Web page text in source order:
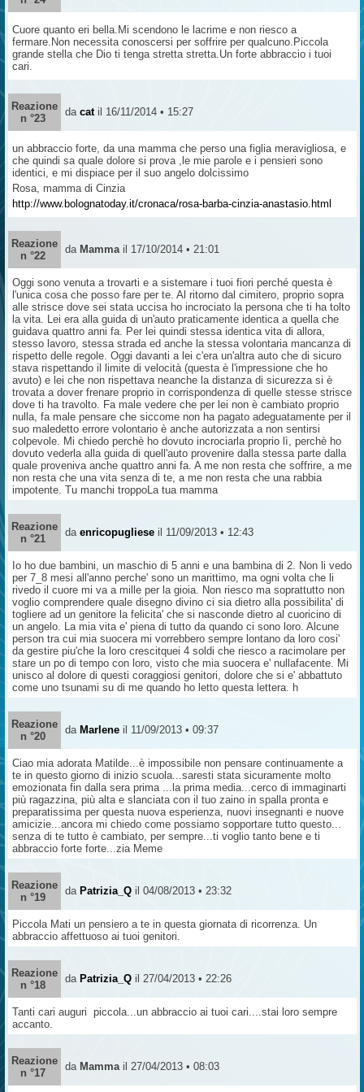
Cuore quanto eri bella.Mi scendono le lacrime e non riesco a
fermare.Non necessita conoscersi per soffrire per qualcuno.Piccola
grande stella che Dio ti tenga stretta stretta.Un forte abbraccio i tuoi
cari.
Reazione
n °23
da cat il 16/11/2014 • 15:27
un abbraccio forte, da una mamma che perso una figlia meravigliosa, e
che quindi sa quale dolore si prova ,le mie parole e i pensieri sono
identici, e mi dispiace per il suo angelo dolcissimo
Rosa, mamma di Cinzia
http://www.bolognatoday.it/cronaca/rosa-barba-cinzia-anastasio.html
Reazione
n °22
da Mammail 17/10/2014 • 21:01
Oggi sono venuta a trovarti e a sistemare i tuoi fiori perché questa è
l'unica cosa che posso fare per te. Al ritorno dal cimitero, proprio sopra
alle strisce dove sei stata uccisa ho incrociato la persona che ti ha tolto
la vita. Lei era alla guida di un'auto praticamente identica a quella che
guidava quattro anni fa. Per lei quindi stessa identica vita di allora,
stesso lavoro, stessa strada ed anche la stessa volontaria mancanza di
rispetto delle regole. Oggi davanti a lei c'era un'altra auto che di sicuro
stava rispettando il limite di velocità (questa è l'impressione che ho
avuto) e lei che non rispettava neanche la distanza di sicurezza si è
trovata a dover frenare proprio in corrispondenza di quelle stesse strisce
dove ti ha travolto. Fa male vedere che per lei non è cambiato proprio
nulla, fa male pensare che siccome non ha pagato adeguatamente per il
suo maledetto errore volontario è anche autorizzata a non sentirsi
colpevole. Mi chiedo perchè ho dovuto incrociarla proprio lì, perchè ho
dovuto vederla alla guida di quell'auto provenire dalla stessa parte dalla
quale proveniva anche quattro anni fa. A me non resta che soffrire, a me
non resta che una vita senza di te, a me non resta che una rabbia
impotente. Tu manchi troppoLa tua mamma
Reazione
n °21
da enricopugliese il 11/09/2013 • 12:43
Io ho due bambini, un maschio di 5 anni e una bambina di 2. Non li vedo
per 7_8 mesi all'anno perche' sono un marittimo, ma ogni volta che li
rivedo il cuore mi va a mille per la gioia. Non riesco ma soprattutto non
voglio comprendere quale disegno divino ci sia dietro alla possibilita' di
togliere ad un genitore la felicita' che si nasconde dietro al cuoricino di
un angelo. La mia vita e' piena di tutto da quando ci sono loro. Alcune
person tra cui mia suocera mi vorrebbero sempre lontano da loro cosi'
da gestire piu'che la loro crescitquei 4 soldi che riesco a racimolare per
stare un po di tempo con loro, visto che mia suocera e' nullafacente. Mi
unisco al dolore di questi coraggiosi genitori, dolore che si e' abbattuto
come uno tsunami su di me quando ho letto questa lettera. h
Reazione
n °20
da Marlene il 11/09/2013 • 09:37
Ciao mia adorata Matilde...è impossibile non pensare continuamente a
te in questo giorno di inizio scuola...saresti stata sicuramente molto
emozionata fin dalla sera prima ...la prima media...cerco di immaginarti
più ragazzina, più alta e slanciata con il tuo zaino in spalla pronta e
preparatissima per questa nuova esperienza, nuovi insegnanti e nuove
amicizie...ancora mi chiedo come possiamo sopportare tutto questo...
senza di te tutto è cambiato, per sempre...ti voglio tanto bene e ti
abbraccio forte forte...zia Meme
Reazione
n °19
da Patrizia_Q il 04/08/2013 • 23:32
Piccola Mati un pensiero a te in questa giornata di ricorrenza. Un
abbraccio affettuoso ai tuoi genitori.
Reazione
n °18
da Patrizia_Q il 27/04/2013 • 22:26
Tanti cari auguri piccola...un abbraccio ai tuoi cari....stai loro sempre
accanto.
Reazione
n °17
da Mammail 27/04/2013 • 08:03